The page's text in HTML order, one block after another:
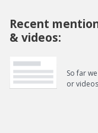
Recent
& videos:
So far
or